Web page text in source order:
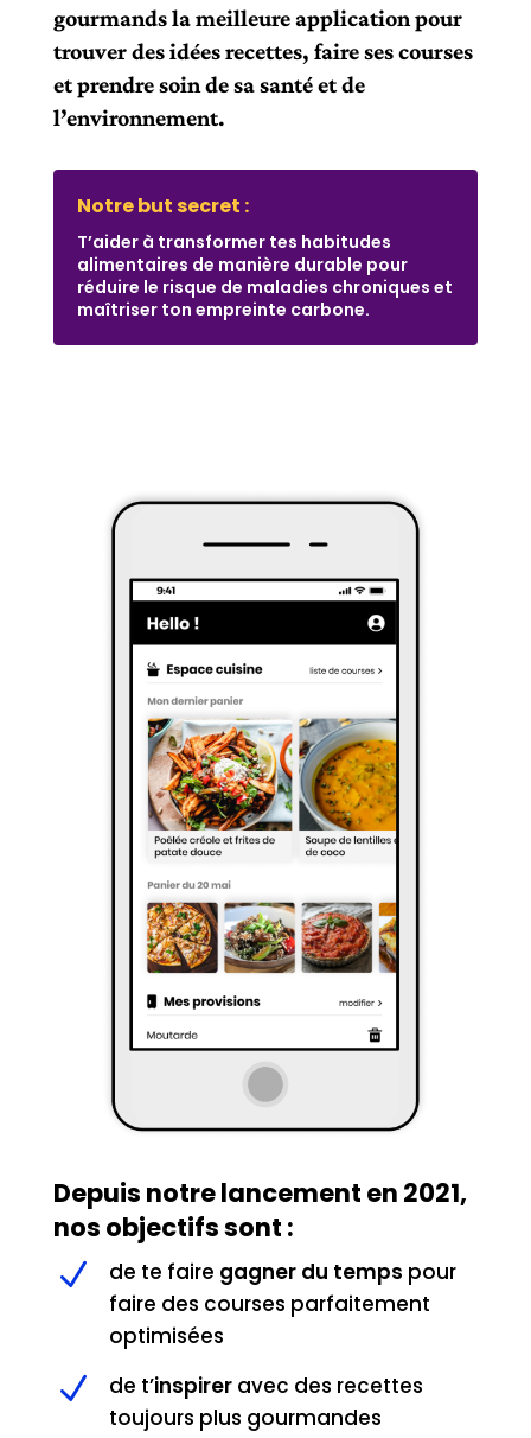
gourmands la meilleure application pour
trouver des idées recettes, faire ses courses
et prendre soin de sa santé et de
l’environnement.
Notre but secret :
T’aider à transformer tes habitudes
alimentaires de manière durable pour
réduire le risque de maladies chroniques et
maîtriser ton empreinte carbone.
Depuis notre lancement en 2021,
nos objectifs sont :
N de te faire gagner du temps pour
faire des courses parfaitement
optimisées
N de t’inspireravec des recettes
toujours plus gourmandes